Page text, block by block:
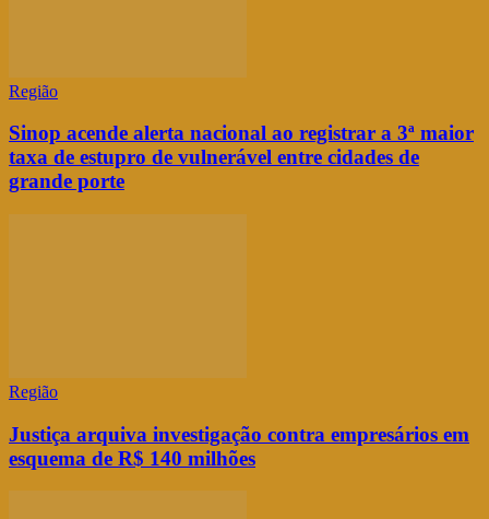
Região
Sinop acende alerta nacional ao registrar a 3ª maior
taxa de estupro de vulnerável entre cidades de
grande porte
Região
Justiça arquiva investigação contra empresários em
esquema de R$ 140 milhões